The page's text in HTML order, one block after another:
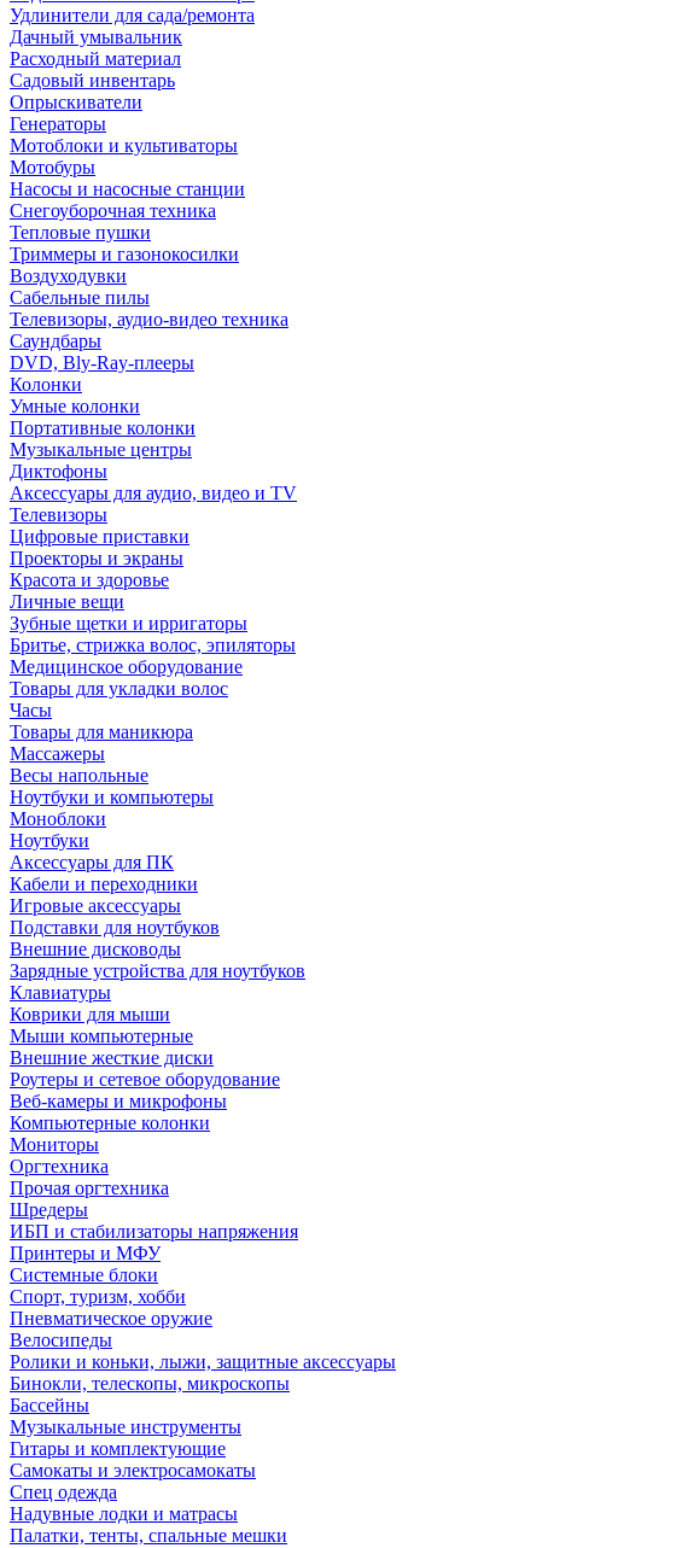
Удлинители для сада/ремонта
Дачный умывальник
Расходный материал
Садовый инвентарь
Опрыскиватели
Генераторы
Мотоблоки и культиваторы
Мотобуры
Насосы и насосные станции
Снегоуборочная техника
Тепловые пушки
Триммеры и газонокосилки
Воздуходувки
Сабельные пилы
Телевизоры, аудио-видео техника
Саундбары
DVD, Bly-Ray-плееры
Колонки
Умные колонки
Портативные колонки
Музыкальные центры
Диктофоны
Аксессуары для аудио, видео и TV
Телевизоры
Цифровые приставки
Проекторы и экраны
Красота и здоровье
Личные вещи
Зубные щетки и ирригаторы
Бритье, стрижка волос, эпиляторы
Медицинское оборудование
Товары для укладки волос
Часы
Товары для маникюра
Массажеры
Весы напольные
Ноутбуки и компьютеры
Моноблоки
Ноутбуки
Аксессуары для ПК
Кабели и переходники
Игровые аксессуары
Подставки для ноутбуков
Внешние дисководы
Зарядные устройства для ноутбуков
Клавиатуры
Коврики для мыши
Мыши компьютерные
Внешние жесткие диски
Роутеры и сетевое оборудование
Веб-камеры и микрофоны
Компьютерные колонки
Мониторы
Оргтехника
Прочая оргтехника
Шредеры
ИБП и стабилизаторы напряжения
Принтеры и МФУ
Системные блоки
Спорт, туризм, хобби
Пневматическое оружие
Велосипеды
Ролики и коньки, лыжи, защитные аксессуары
Бинокли, телескопы, микроскопы
Бассейны
Музыкальные инструменты
Гитары и комплектующие
Самокаты и электросамокаты
Спец одежда
Надувные лодки и матрасы
Палатки, тенты, спальные мешки